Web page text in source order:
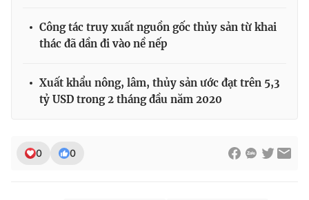
Công tác truy xuất nguồn gốc thủy sản từ khai
thác đã dần đi vào nề nếp
Xuất khẩu nông, lâm, thủy sản ước đạt trên 5,3
tỷ USD trong 2 tháng đầu năm 2020
0 0